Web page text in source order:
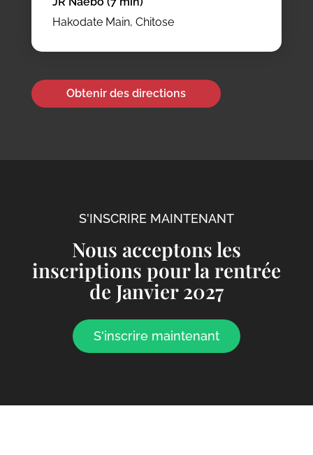
Hakodate Main, Chitose
Obtenir des directions
S'INSCRIRE MAINTENANT
Nous acceptons les
inscriptions pour la rentrée
de Janvier 2027
S'inscrire maintenant